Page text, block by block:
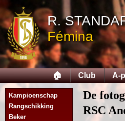
R.
Fémina
🏠 Club A-
Kampioenschap
Rangschikking
Beker
13/08/2014
06/09/2014
27/09/2014
25/10/2014
11/11/2014
15/11/2014
29/11/2014
06/12/2014
20/12/2014
17/01/2015
14/02/2015
21/02/2015
De
RSC